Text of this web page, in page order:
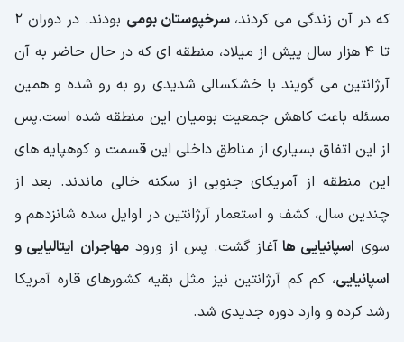
که در آن زندگی می کردند،سرخپوستان بومی
بودند. در دوران 2
تا 4 هزار سال پیش از میلاد، منطقه ای که در حال حاضر به آن
آرژانتین می گویند با خشکسالی شدیدی رو به رو شده و همین
مسئله باعث کاهش جمعیت بومیان این منطقه شده است.پس
از این اتفاق بسیاری از مناطق داخلی این قسمت و کوهپایه های
این منطقه از آمریکای جنوبی از سکنه خالی ماندند. بعد از
چندین سال، کشف و استعمار آرژانتین در اوایل سده شانزدهم و
سوی اسپانیایی ها آغاز گشت. پس از ورود مهاجران ایتالیایی و
اسپانیایی، کم کم آرژانتین نیز مثل بقیه کشورهای قاره آمریکا
رشد کرده و وارد دوره جدیدی شد.